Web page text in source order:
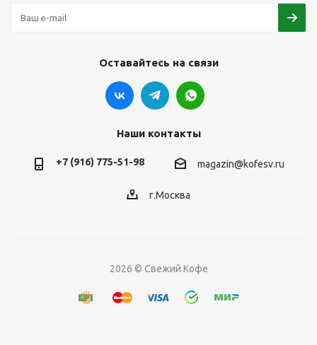
Оставайтесь на связи
Наши контакты
+7 (916) 775-51-98 magazin@kofesv.ru
г.Москва
2026 © Свежий Кофе